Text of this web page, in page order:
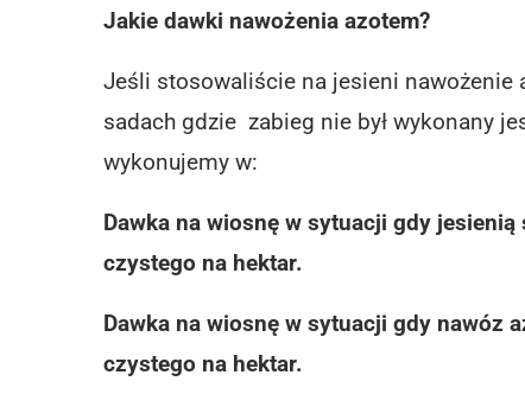
Jakie dawki nawożenia azotem?
Jeśli stosowaliście na jesieni
sadach gdzie zabieg nie był wykonany
wykonujemy w:
Dawka na wiosnę w sytuacji gdy
czystego na hektar.
Dawka na wiosnę w sytuacji gdy nawóz
czystego na hektar.